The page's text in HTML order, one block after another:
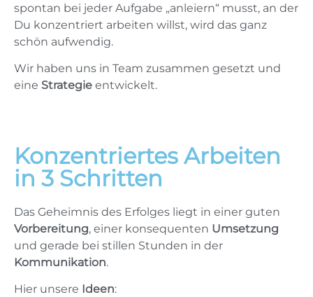
spontan bei jeder Aufgabe „anleiern“ musst, an der
Du konzentriert arbeiten willst, wird das ganz
schön aufwendig.
Wir haben uns in Team zusammen gesetzt und
eine Strategie entwickelt.
Konzentriertes Arbeiten
in 3 Schritten
Das Geheimnis des Erfolges liegt in einer guten
Vorbereitung, einer konsequenten Umsetzung
und gerade bei stillen Stunden in der
Kommunikation.
Hier unsere Ideen: